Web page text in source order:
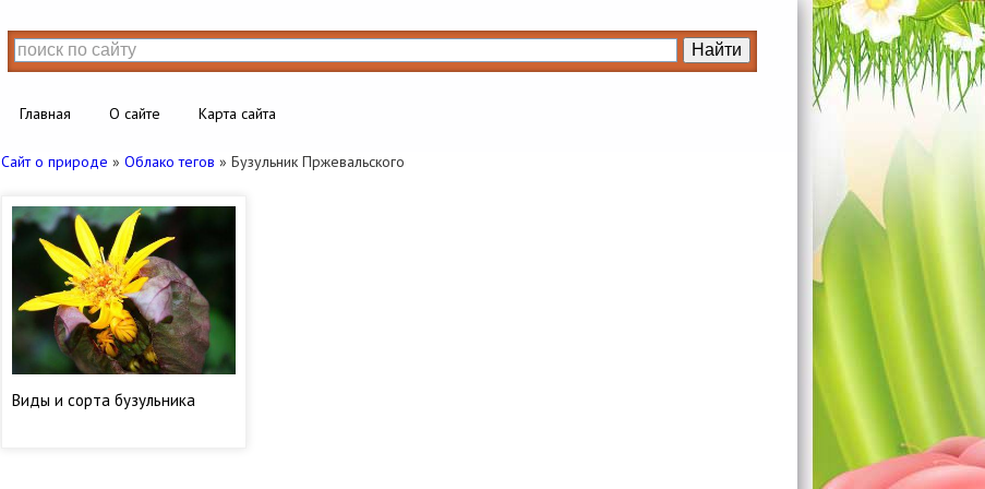
Главная О сайте Карта сайта
Сайт о природе » Облако тегов » Бузульник Пржевальского
Виды и сорта бузульника